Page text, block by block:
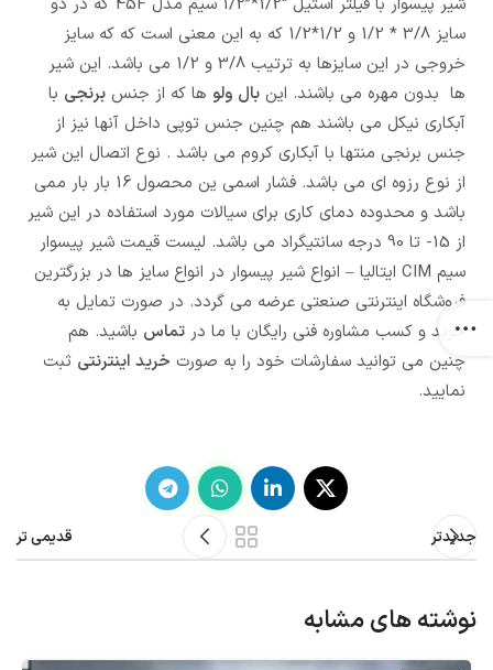
سایز 3/8 * 1/2 و 1/2*1/2 که به این معنی است که که سایز
خروجی در این سایزها به ترتیب 3/8 و 1/2 می باشد. این شیر
ها بدون مهره می باشند. این بال ولو ها که از جنس برنجی با
آبکاری نیکل می باشند هم چنین جنس توپی داخل آنها نیز از
جنس برنجی منتها با آبکاری کروم می باشد . نوع اتصال این شیر
از نوع رزوه ای می باشد. فشار اسمی ین محصول 16 بار بار ممی
باشد و محدوده دمای کاری برای سیالات مورد استفاده در این شیر
از 15- تا 90 درجه سانتیگراد می باشد. لیست قیمت شیر پیسوار
سیم CIM ایتالیا – انواع شیر پیسوار در انواع سایز ها در بزرگترین
فروشگاه اینترنتی صنعتی عرضه می گردد. در صورت تمایل به
خرید و کسب مشاوره فنی رایگان با ما در تماس باشید. هم
چنین می توانید سفارشات خود را به صورت خرید اینترنتی ثبت
نمایید.
جدیدتر قدیمی تر
نوشته های مشابه